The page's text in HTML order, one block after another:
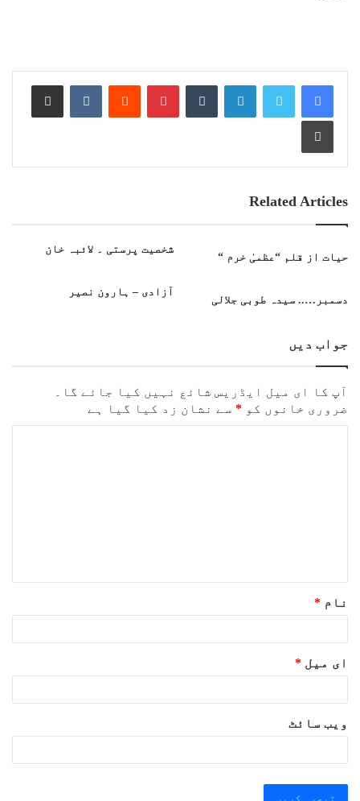
LinkedIn
Tumblr
Pinterest
Reddit
VKontakte
Share via Email
Print
Related Articles
حیات از قلم “عظمیٰ خرم “
شخصیت پرستی ۔ لائبہ خان
دسمبر….. سیدہ طوبی جلالی
آزادی – ہارون نصیر
جواب دیں
آپ کا ای میل ایڈریس شائع نہیں کیا جائے گا۔
ضروری خانوں کو * سے نشان زد کیا گیا ہے
نام *
ای میل *
ویب‌ سائٹ